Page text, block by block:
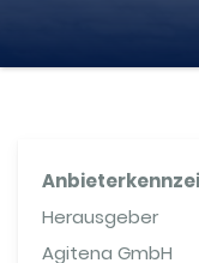
Herausgeber
Agitena GmbH